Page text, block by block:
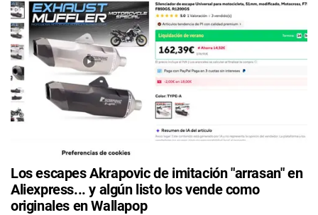
Los escapes Akrapovic de imitación "arrasan" en
Aliexpress... y algún listo los vende como
originales en Wallapop